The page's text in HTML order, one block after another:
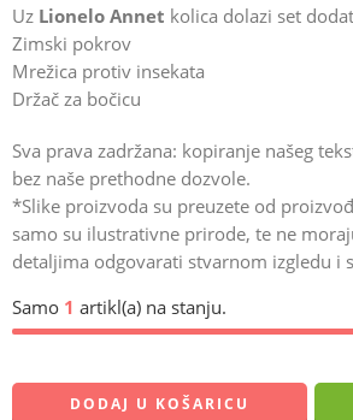
Uz Lionelo Annet kolica dolazi set
Zimski pokrov
Mrežica protiv insekata
Držač za bočicu
Sva prava zadržana: kopiranje našeg
bez naše prethodne dozvole.
*Slike proizvoda su preuzete od
samo su ilustrativne prirode, te ne
detaljima odgovarati stvarnom izgledu i
Samo 1 artikl(a) na stanju.
DODAJ U KOŠARICU